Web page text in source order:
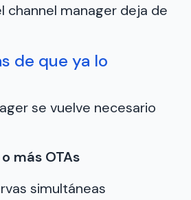
channel manager deja de
de que ya lo
se vuelve necesario
más OTAs
simultáneas